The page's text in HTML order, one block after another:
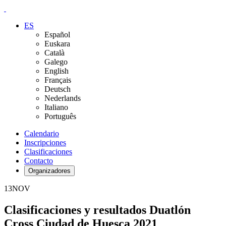
ES
Español
Euskara
Català
Galego
English
Français
Deutsch
Nederlands
Italiano
Português
Calendario
Inscripciones
Clasificaciones
Contacto
Organizadores
13NOV
Clasificaciones y resultados Duatlón